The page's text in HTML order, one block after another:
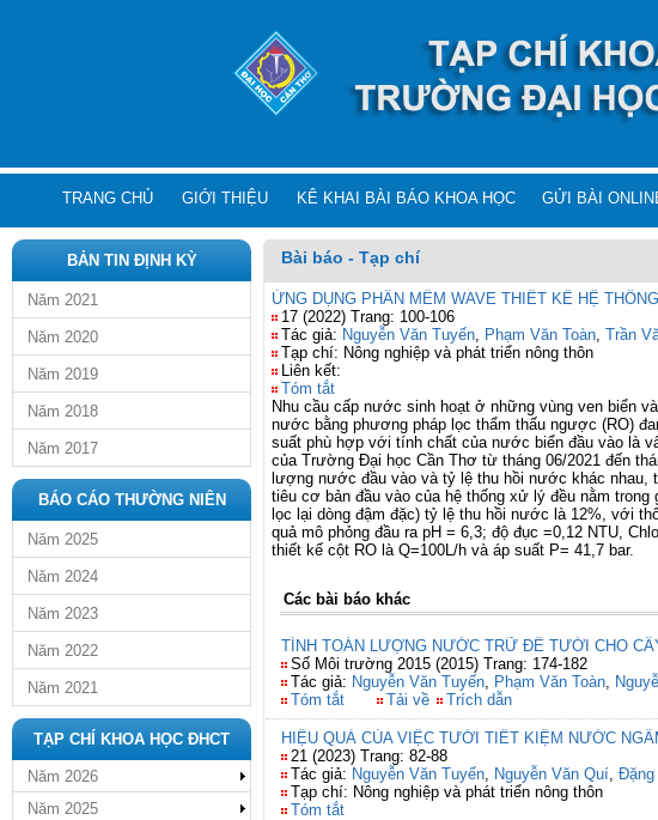
TRANG CHỦ GIỚI THIỆU KÊ KHAI BÀI BÁO KHOA HỌC GỬI BÀI
BẢN TIN ĐỊNH KỲ
Năm 2021
Năm 2020
Năm 2019
Năm 2018
Năm 2017
BÁO CÁO THƯỜNG NIÊN
Năm 2025
Năm 2024
Năm 2023
Năm 2022
Năm 2021
TẠP CHÍ KHOA HỌC ĐHCT
Năm 2026
Năm 2025
Bài báo - Tạp chí
ỨNG DỤNG PHẦN MỀM WAVE THIẾT KẾ HỆ
17 (2022) Trang: 100-106
Tác giả: Nguyễn Văn Tuyến, Phạm Văn Toàn, Trần
Tạp chí: Nông nghiệp và phát triển nông thôn
Liên kết:
Tóm tắt
Nhu cầu cấp nước sinh hoạt ở những vùng ven biển
nước bằng phương pháp lọc thẩm thấu ngược (RO)
suất phù hợp với tính chất của nước biển đầu vào là
của Trường Đại học Cần Thơ từ tháng 06/2021 đến
lượng nước đầu vào và tỷ lệ thu hồi nước khác
tiêu cơ bản đầu vào của hệ thống xử lý đều nằm
lọc lại dòng đậm đặc) tỷ lệ thu hồi nước là 12%, với
quả mô phỏng đầu ra pH = 6,3; độ đục =0,12 NTU,
thiết kế cột RO là Q=100L/h và áp suất P= 41,7 bar.
Các bài báo khác
TÍNH TOÁN LƯỢNG NƯỚC TRỮ ĐỂ TƯỚI CHO
Số Môi trường 2015 (2015) Trang: 174-182
Tác giả: Nguyễn Văn Tuyến, Phạm Văn Toàn,
Tóm tắt
Tải về Trích dẫn
HIỆU QUẢ CỦA VIỆC TƯỚI TIẾT KIỆM NƯỚC
21 (2023) Trang: 82-88
Tác giả: Nguyễn Văn Tuyến, Nguyễn Văn Quí, Đặng
Tạp chí: Nông nghiệp và phát triển nông thôn
Tóm tắt